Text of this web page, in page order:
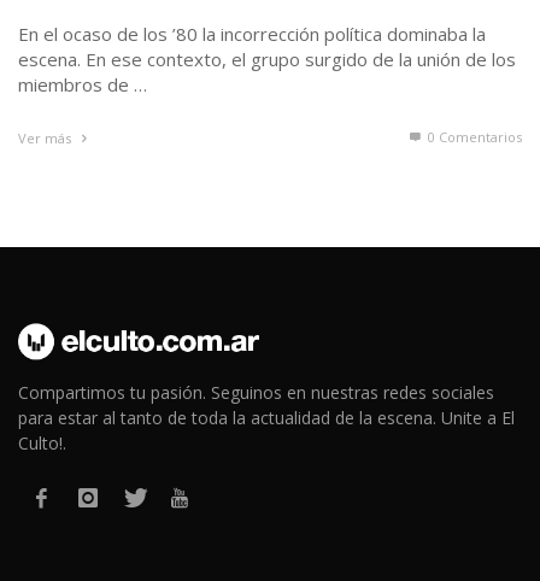
En el ocaso de los ’80 la incorrección política dominaba la
escena. En ese contexto, el grupo surgido de la unión de los
miembros de …
Ver más 0 Comentarios
Compartimos tu pasión. Seguinos en nuestras redes sociales
para estar al tanto de toda la actualidad de la escena. Unite a El
Culto!.